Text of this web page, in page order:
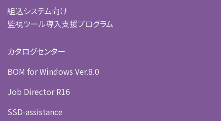
組込システム向け
監視ツール導入支援プログラム
カタログセンター
BOM for Windows Ver.8.0
Job Director R16
SSD-assistance